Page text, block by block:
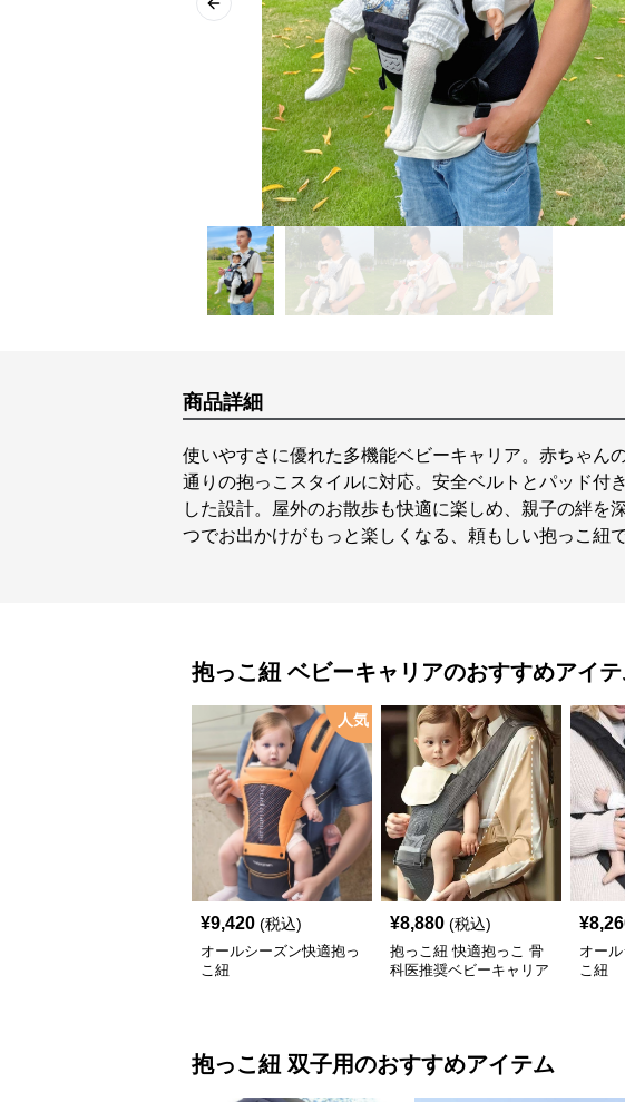
Previous slide
商品詳細
使いやすさに優れた多機能ベビーキャリア。赤ちゃん
通りの抱っこスタイルに対応。安全ベルトとパッド付
した設計。屋外のお散歩も快適に楽しめ、親子の絆を
つでお出かけがもっと楽しくなる、頼もしい抱っこ紐で
抱っこ紐 ベビーキャリアのおすすめアイ
人気
¥9,420 (税込)
オールシーズン快適抱っ
こ紐
¥8,880 (税込)
抱っこ紐 快適抱っこ 骨
科医推奨ベビーキャリア
¥
オー
こ紐
抱っこ紐 双子用のおすすめアイテム